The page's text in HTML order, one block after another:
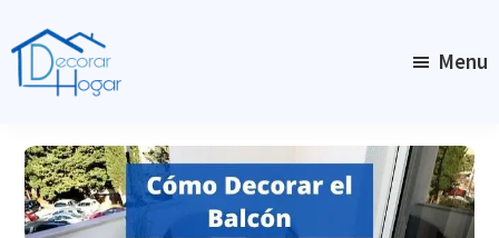
to
main
Menu